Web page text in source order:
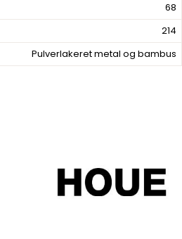
68
214
Pulverlakeret metal og bambus